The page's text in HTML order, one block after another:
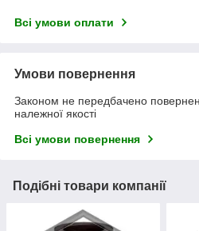
Всі умови оплати
Умови повернення
Законом не передбачено
належної якості
Всі умови повернення
Подібні товари компанії